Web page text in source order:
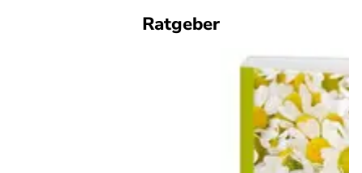
Ratgeber